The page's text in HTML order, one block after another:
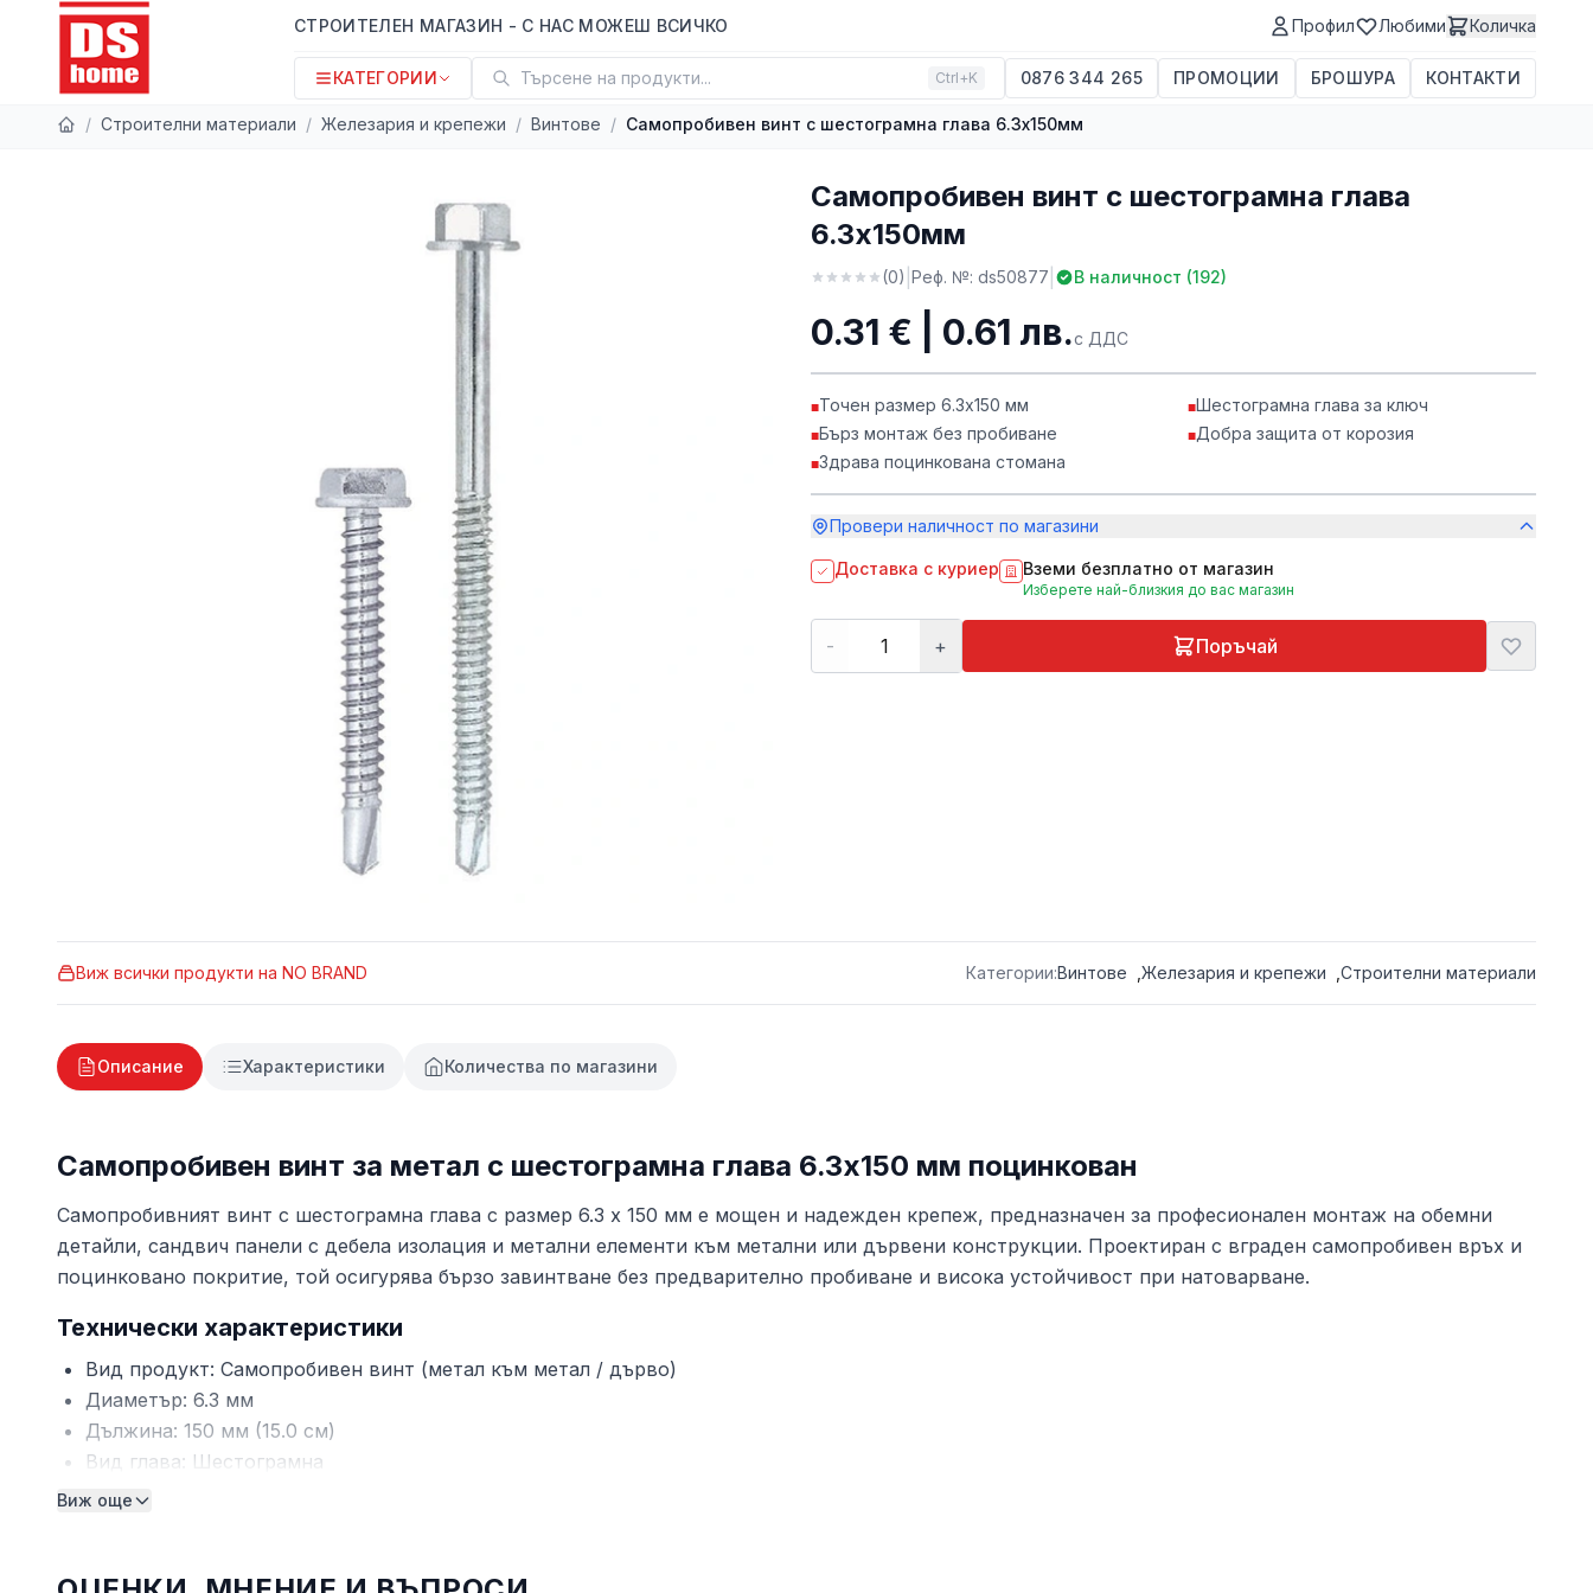
СТРОИТЕЛЕН МАГАЗИН - С НАС МОЖЕШ ВСИЧКО Профил Любими Количка
КАТЕГОРИИ Търсене на продукти... Ctrl+K 0876 344 265 ПРОМОЦИИ БРОШУРА КОНТАКТИ
/ Строителни материали / Железария и крепежи / Винтове / Самопробивен винт с шестограмна глава 6.3х150мм
Самопробивен винт с шестограмна глава
6.3х150мм
(0) Реф. №: ds50877 В наличност (192)
0.31 € | 0.61 лв.с ДДС
■Точен размер 6.3х150 мм
■Бърз монтаж без пробиване
■Здрава поцинкована стомана
■Шестограмна глава за ключ
■Добра защита от корозия
Провери наличност по магазини
Доставка с куриер Вземи безплатно от магазин
Изберете най-близкия до вас магазин
- + Поръчай
Виж всички продукти на NO BRAND Категории:Винтове Железария и крепежи Строителни материали
Описание Характеристики Количества по магазини
Самопробивен винт за метал с шестограмна глава 6.3x150 мм поцинкован
Самопробивният винт с шестограмна глава с размер 6.3 x 150 мм е мощен и надежден крепеж, предназначен за професионален монтаж на обемни
детайли, сандвич панели с дебела изолация и метални елементи към метални или дървени конструкции. Проектиран с вграден самопробивен връх и
поцинковано покритие, той осигурява бързо завинтване без предварително пробиване и висока устойчивост при натоварване.
Технически характеристики
Вид продукт: Самопробивен винт (метал към метал / дърво)
Диаметър: 6.3 мм
Дължина: 150 мм (15.0 см)
Вид глава: Шестограмна
Материал: Поцинкована стомана
Предимства
Виж още